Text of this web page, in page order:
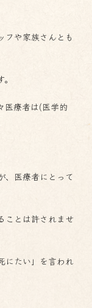
フや家族さんとも
医療者は(医学的
、医療者にとって
ことは許されませ
にたい」を言われ